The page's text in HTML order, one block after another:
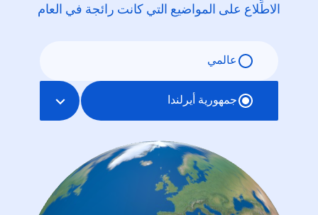
الاطِّلاع على المواضيع التي كانت رائجة في العام
عالمي
جمهورية أيرلندا